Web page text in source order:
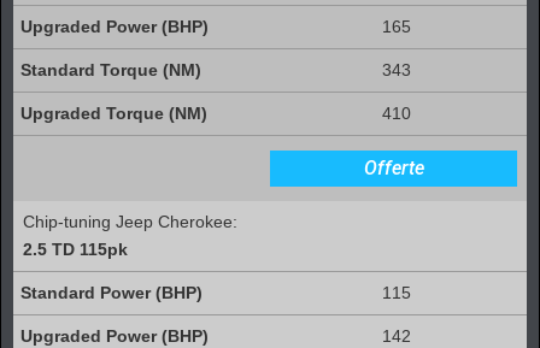
165
343
410
Offerte
Chip-tuning Jeep Cherokee:
2.5 TD 115pk
115
142